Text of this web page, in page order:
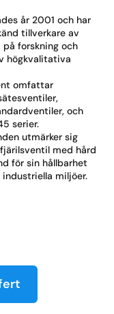
år 2001 och har
tillverkare av
forskning och
högkvalitativa
omfattar
och
serier.
utmärker sig
med hård
för sin hållbarhet
miljöer.